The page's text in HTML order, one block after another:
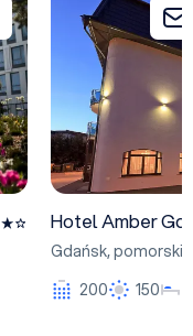
Hotel Amber
Gdańsk,pomorskie
200
150